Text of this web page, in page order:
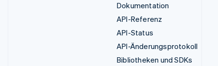
Dokumentation
API-Referenz
API-Status
API-Änderungsprotokoll
Bibliotheken und SDKs